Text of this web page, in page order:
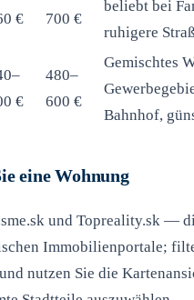
€
700 €
beliebt bei
ruhigere
€
480–
600 €
Gemischtes
Bahnhof,
eine Wohnung
und Topreality.sk —
Immobilienportale;
nutzen Sie die